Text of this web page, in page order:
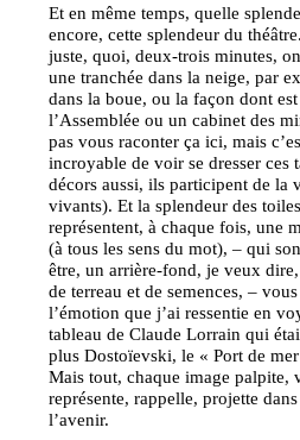
Et en même temps, quelle
encore, cette splendeur du
juste, quoi, deux-trois minutes,
une tranchée dans la neige, par
dans la boue, ou la façon dont est
l’Assemblée ou un cabinet des
pas vous raconter ça ici, mais
incroyable de voir se dresser ces
décors aussi, ils participent de la
vivants). Et la splendeur des
représentent, à chaque fois, une
(à tous les sens du mot), – qui
être, un arrière-fond, je veux
de terreau et de semences, –
l’émotion que j’ai ressentie en
tableau de Claude Lorrain qui
plus Dostoïevski, le « Port de
Mais tout, chaque image palpite,
représente, rappelle, projette
l’avenir.